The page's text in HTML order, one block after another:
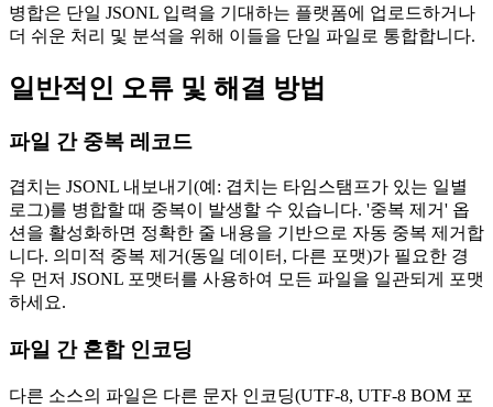
병합은 단일 JSONL 입력을 기대하는 플랫폼에 업로드하거나
더 쉬운 처리 및 분석을 위해 이들을 단일 파일로 통합합니다.
일반적인 오류 및 해결 방법
파일 간 중복 레코드
겹치는 JSONL 내보내기(예: 겹치는 타임스탬프가 있는 일별
로그)를 병합할 때 중복이 발생할 수 있습니다. '중복 제거' 옵
션을 활성화하면 정확한 줄 내용을 기반으로 자동 중복 제거합
니다. 의미적 중복 제거(동일 데이터, 다른 포맷)가 필요한 경
우 먼저 JSONL 포맷터를 사용하여 모든 파일을 일관되게 포맷
하세요.
파일 간 혼합 인코딩
다른 소스의 파일은 다른 문자 인코딩(UTF-8, UTF-8 BOM 포